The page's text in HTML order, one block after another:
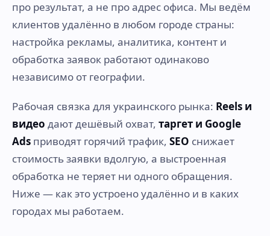
про результат, а не про адрес офиса. Мы ведём
клиентов удалённо в любом городе страны:
настройка рекламы, аналитика, контент и
обработка заявок работают одинаково
независимо от географии.
Рабочая связка для украинского рынка: Reels и
видео дают дешёвый охват, таргет и Google
Ads приводят горячий трафик, SEO снижает
стоимость заявки вдолгую, а выстроенная
обработка не теряет ни одного обращения.
Ниже — как это устроено удалённо и в каких
городах мы работаем.